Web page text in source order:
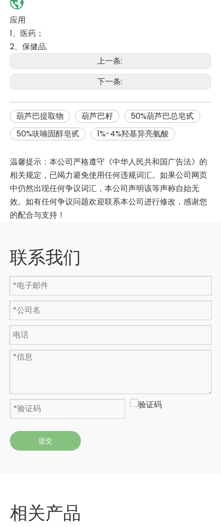
应用
1、医药；
2、保健品.
上一条:
下一条:
葫芦巴提取物 葫芦巴籽
50%葫芦巴总皂甙
50%呋喃固醇皂甙
1%-4%羟基异亮氨酸
温馨提示：本公司严格遵守《中华人民共和国广告法》的
相关规定，已竭力避免使用任何违规词汇。如果公司网页
中仍然出现任何争议词汇，本公司声明该等声称自始无
效。如有任何争议问题欢迎联系本公司进行修改，感谢您
的配合与支持！
联系我们
提交
相关产品